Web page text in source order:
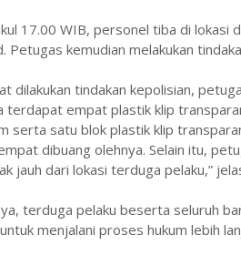
17.00 WIB, personel tiba di
Petugas kemudian melakukan
dilakukan tindakan kepolisian,
terdapat empat plastik klip
serta satu blok plastik klip
dibuang olehnya. Selain itu,
jauh dari lokasi terduga pelaku,”
terduga pelaku beserta seluruh
menjalani proses hukum lebih